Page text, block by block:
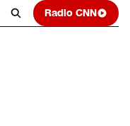
Radio CNN